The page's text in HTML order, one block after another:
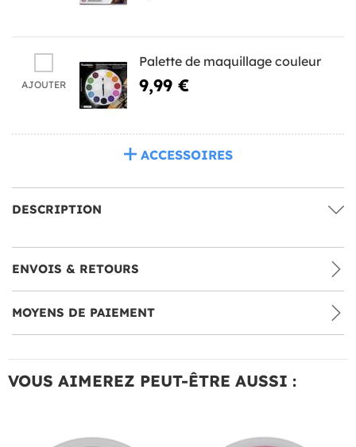
AJOUTER
Palette de maquillage couleur
9,99 €
ACCESSOIRES
DESCRIPTION
ENVOIS & RETOURS
MOYENS DE PAIEMENT
VOUS AIMEREZ PEUT-ÊTRE AUSSI :